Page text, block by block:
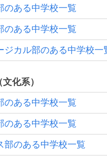
のある中学校一覧
のある中学校一覧
ジカル部のある中学校一
化系）
のある中学校一覧
のある中学校一覧
部のある中学校一覧